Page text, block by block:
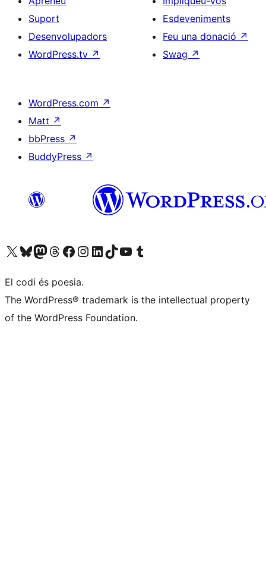
Suport
Desenvolupadors
WordPress.tv ↗
Esdeveniments
Feu una donació ↗
Swag ↗
WordPress.com ↗
Matt ↗
bbPress ↗
BuddyPress ↗
Visiteu el nostre compte X (abans Twitter)
Visiteu el nostre compte de Bluesky
Visiteu el nostre compte al Mastodon
Visiteu el nostre compte de Threads
Visiteu la nostra pàgina al Facebook
Visiteu el nostre compte d'Instagram
Visiteu el nostre compte de LinkedIn
Visiteu el nostre compte de TikTok
Visiteu el nostre canal al YouTube
Visiteu el nostre compte de Tumblr
El codi és poesia.
The WordPress® trademark is the intellectual property
of the WordPress Foundation.